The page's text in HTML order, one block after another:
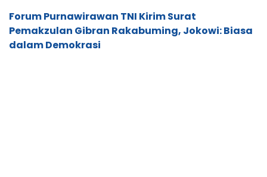
Forum Purnawirawan TNI Kirim Surat
Pemakzulan Gibran Rakabuming, Jokowi: Biasa
dalam Demokrasi